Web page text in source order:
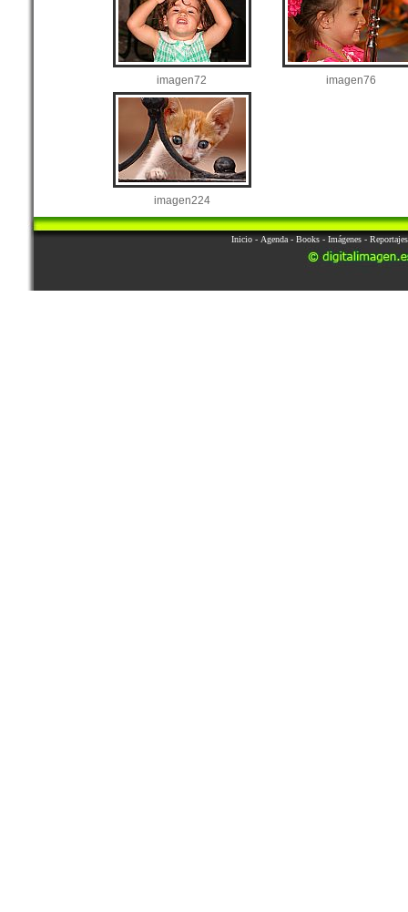
imagen72 imagen76
imagen224
Inicio - Agenda - Books - Imágenes - Reportajes